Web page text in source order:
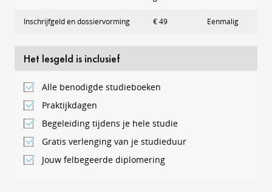
Inschrijfgeld en dossiervorming € 49 Eenmalig
Het lesgeld is inclusief
Alle benodigde studieboeken
Praktijkdagen
Begeleiding tijdens je hele studie
Gratis verlenging van je studieduur
Jouw felbegeerde diplomering